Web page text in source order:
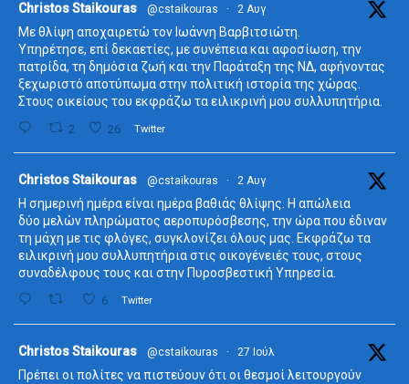
Christos Staikouras @cstaikouras · 2 Αυγ
Με θλίψη αποχαιρετώ τον Ιωάννη Βαρβιτσιώτη.
Υπηρέτησε, επί δεκαετίες, με συνέπεια και αφοσίωση, την
πατρίδα, τη δημόσια ζωή και την Παράταξη της ΝΔ, αφήνοντας
ξεχωριστό αποτύπωμα στην πολιτική ιστορία της χώρας.
Στους οικείους του εκφράζω τα ειλικρινή μου συλλυπητήρια.
2 26 Twitter
Christos Staikouras @cstaikouras · 2 Αυγ
Η σημερινή ημέρα είναι ημέρα βαθιάς θλίψης. Η απώλεια
δύο μελών πληρώματος αεροπυρόσβεσης, την ώρα που έδιναν
τη μάχη με τις φλόγες, συγκλονίζει όλους μας. Εκφράζω τα
ειλικρινή μου συλλυπητήρια στις οικογένειές τους, στους
συναδέλφους τους και στην Πυροσβεστική Υπηρεσία.
6 Twitter
Christos Staikouras @cstaikouras · 27 Ιούλ
Πρέπει οι πολίτες να πιστεύουν ότι οι θεσμοί λειτουργούν